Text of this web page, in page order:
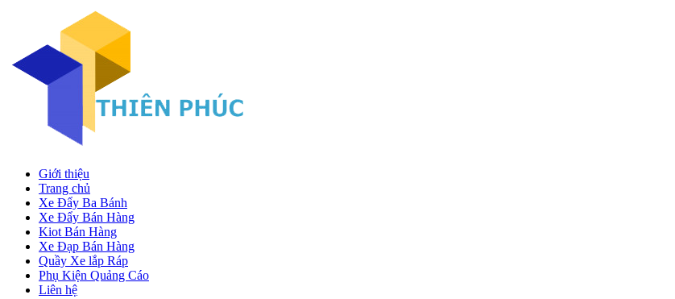
Giới thiệu
Trang chủ
Xe Đẩy Ba Bánh
Xe Đẩy Bán Hàng
Kiot Bán Hàng
Xe Đạp Bán Hàng
Quầy Xe lắp Ráp
Phụ Kiện Quảng Cáo
Liên hệ